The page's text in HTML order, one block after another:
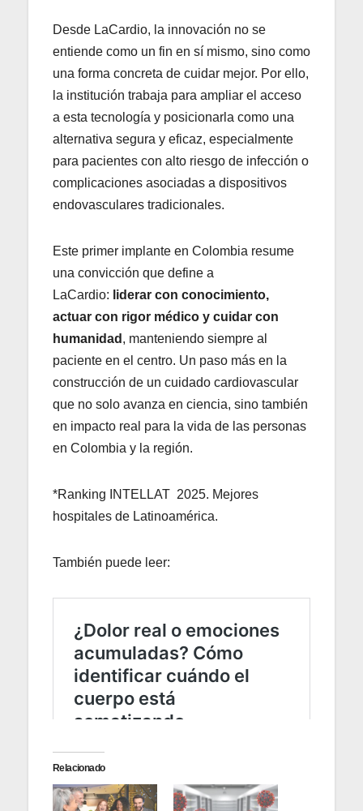
Desde LaCardio, la innovación no se
entiende como un fin en sí mismo, sino como
una forma concreta de cuidar mejor. Por ello,
la institución trabaja para ampliar el acceso
a esta tecnología y posicionarla como una
alternativa segura y eficaz, especialmente
para pacientes con alto riesgo de infección o
complicaciones asociadas a dispositivos
endovasculares tradicionales.
Este primer implante en Colombia resume
una convicción que define a
LaCardio: liderar con conocimiento,
actuar con rigor médico y cuidar con
humanidad , manteniendo siempre al
paciente en el centro. Un paso más en la
construcción de un cuidado cardiovascular
que no solo avanza en ciencia, sino también
en impacto real para la vida de las personas
en Colombia y la región.
*Ranking INTELLAT 2025. Mejores
hospitales de Latinoamérica.
También puede leer:
Relacionado